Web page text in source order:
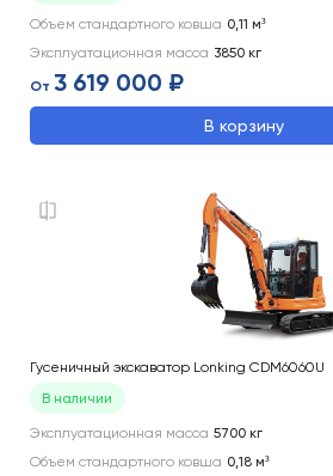
Объем стандартного ковша 0,11 м³
Эксплуатационная масса 3850 кг
От 3 619 000 ₽
В корзину
Гусеничный экскаватор Lonking CDM6060U
В наличии
Эксплуатационная масса 5700 кг
Объем стандартного ковша 0,18 м³